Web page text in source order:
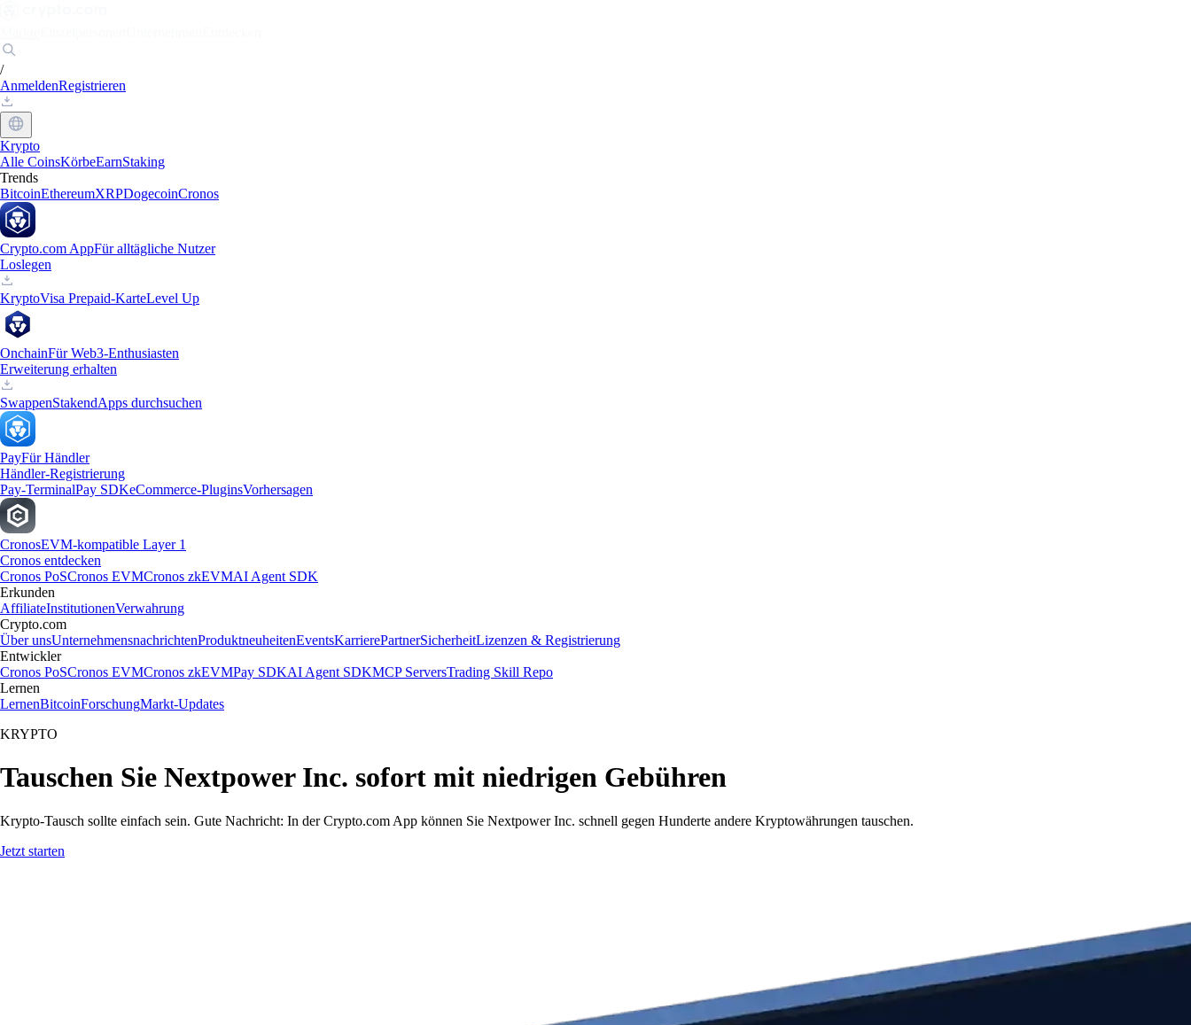
/
AnmeldenRegistrieren
Krypto
Alle CoinsKörbeEarnStaking
Trends
BitcoinEthereumXRPDogecoinCronos
Crypto.com AppFür alltägliche Nutzer
Loslegen
KryptoVisa Prepaid-KarteLevel Up
OnchainFür Web3-Enthusiasten
Erweiterung erhalten
SwappenStakendApps durchsuchen
PayFür Händler
Händler-Registrierung
Pay-TerminalPay SDKeCommerce-PluginsVorhersagen
CronosEVM-kompatible Layer 1
Cronos entdecken
Cronos PoSCronos EVMCronos zkEVMAI Agent SDK
Erkunden
AffiliateInstitutionenVerwahrung
Crypto.com
Über unsUnternehmensnachrichtenProduktneuheitenEventsKarrierePartnerSicherheitLizenzen & Registrierung
Entwickler
Cronos PoSCronos EVMCronos zkEVMPay SDKAI Agent SDKMCP ServersTrading Skill Repo
Lernen
LernenBitcoinForschungMarkt-Updates
KRYPTO
Tauschen Sie Nextpower Inc. sofort mit niedrigen Gebühren
Krypto-Tausch sollte einfach sein. Gute Nachricht: In der Crypto.com App können Sie Nextpower Inc. schnell gegen Hunderte andere Kryptowährungen tauschen.
Jetzt starten